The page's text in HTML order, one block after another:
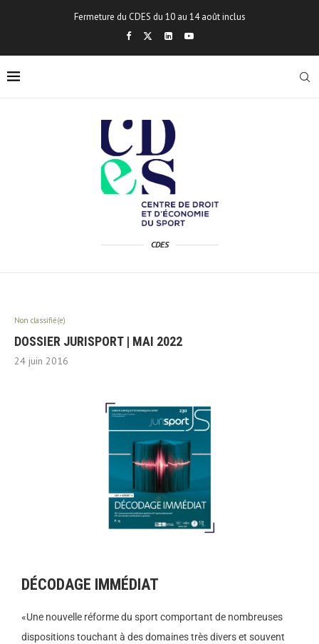
Fermeture du CDES du 10 au 14 août inclus
CDES
Non classifié(e)
DOSSIER JURISPORT | MAI 2022
24 juin 2016
DÉCODAGE IMMÉDIAT
«Une nouvelle réforme du sport comportant de nombreuses
dispositions touchant à des domaines très divers et souvent